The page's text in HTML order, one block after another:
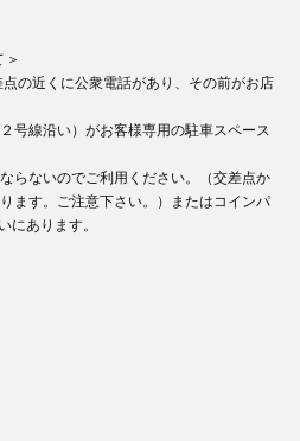
の近くに公衆電話があり、その前がお店
号線沿い）がお客様専用の駐車スペース
らないのでご利用ください。（交差点か
ます。ご注意下さい。）またはコインパ
にあります。